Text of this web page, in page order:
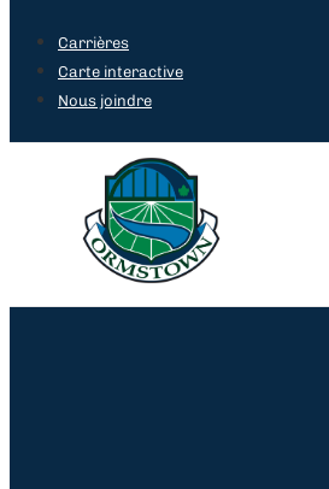
Carrières
Carte interactive
Nous joindre